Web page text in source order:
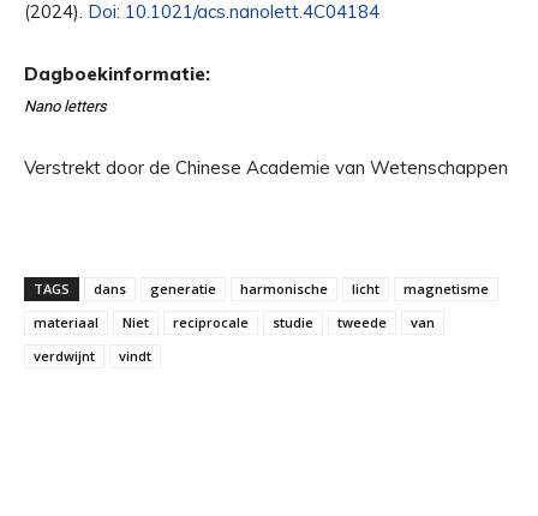
(2024). Doi: 10.1021/acs.nanolett.4C04184
Dagboekinformatie:
Nano letters
Verstrekt door de Chinese Academie van Wetenschappen
TAGS dans generatie harmonische licht
magnetisme
materiaal
Niet reciprocale studie tweede
van
verdwijnt
vindt